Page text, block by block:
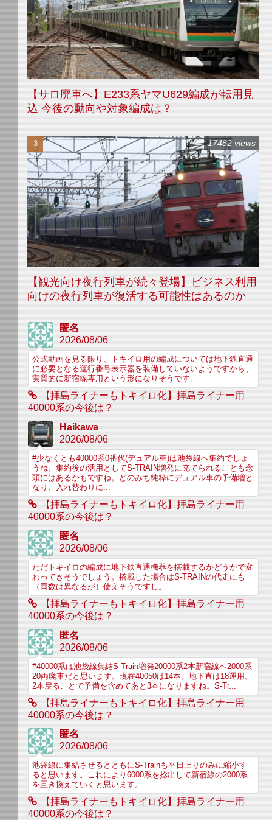
【サロ廃車へ】E233系ヤマU629編成が転用見
込 今後の動向や対象編成は？
【観光向け夜行列車が続々登場】ビジネス利用
向けの夜行列車が復活する可能性はあるのか
17482 views
匿名
2026/08/06
公式動画を見る限り、トキイロ用の編成については地下鉄直通
に必要となる運行番号表示器を装備していないようですから、
実質的に新宿線専用という形になりそうです。
【拝島ライナーもトキイロ化】拝島ライナー用
40000系の今後は？
Haikawa
2026/08/06
#少なくとも40000系0番代(デュアル車)は池袋線へ集約でしょ
うね。集約後の活用としてS-TRAIN増発に充てられることも念
頭にはあるかもですね。どのみち純粋にデュアル車の予備増と
なり、入れ替わりに...
【拝島ライナーもトキイロ化】拝島ライナー用
40000系の今後は？
匿名
2026/08/06
ただトキイロの編成に地下鉄直通機器を搭載するかどうかで変
わってきそうでしょう。搭載した場合はS-TRAINの代走にも
（両数は異なるが）使えそうですし。
【拝島ライナーもトキイロ化】拝島ライナー用
40000系の今後は？
匿名
2026/08/06
#40000系は池袋線集結S-Train増発20000系2本新宿線へ2000系
20両廃車だと思います。現在40050は14本。地下直は18運用。
2本戻ることで予備を含めてあと3本になりますね。S-Tr...
【拝島ライナーもトキイロ化】拝島ライナー用
40000系の今後は？
匿名
2026/08/06
池袋線に集結させるとともにS-Trainも平日上りのみに縮小す
ると思います。これにより6000系を捻出して新宿線の2000系
を置き換えていくと思います。
【拝島ライナーもトキイロ化】拝島ライナー用
40000系の今後は？